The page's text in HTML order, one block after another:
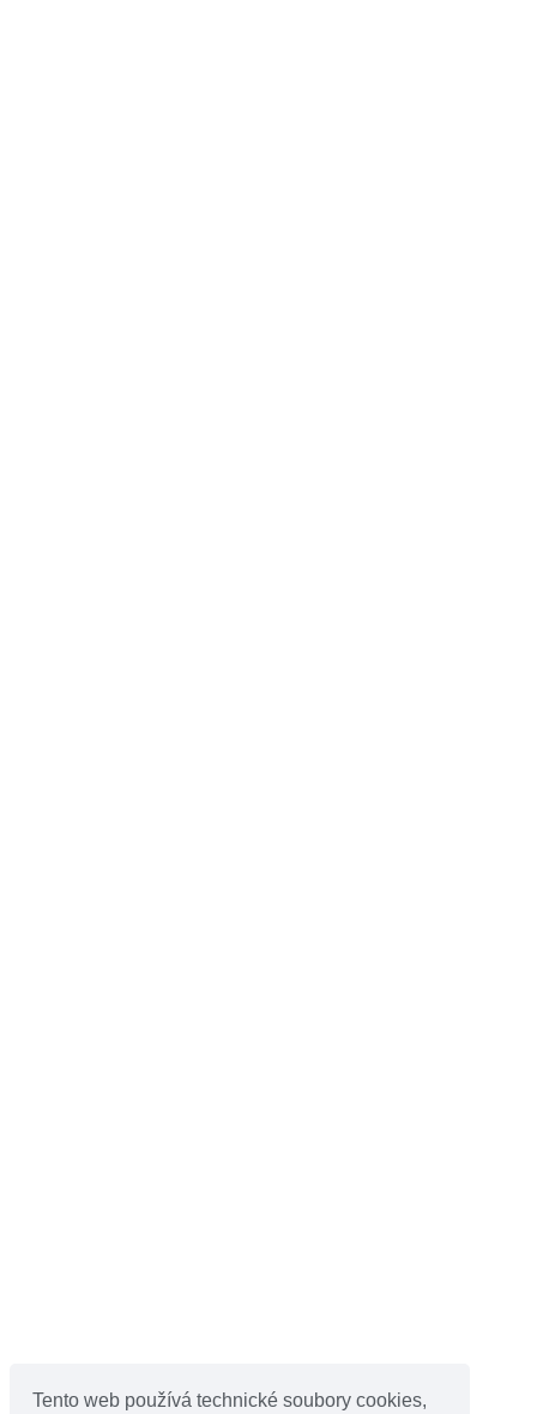
Tento web používá technické soubory cookies,